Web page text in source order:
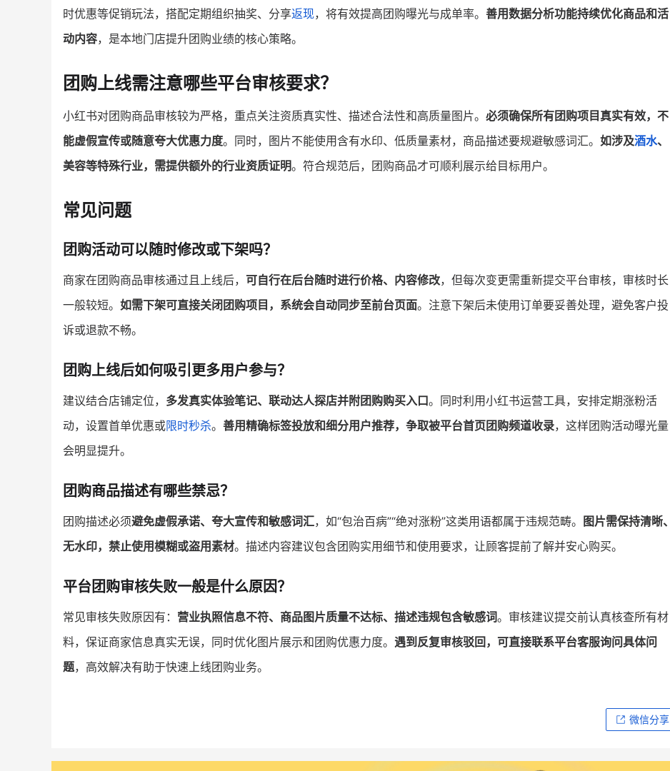
时优惠等促销玩法，搭配定期组织抽奖、分享返现，将有效提高团购曝光与成单率。 善用数据分析功能持续优化商品和活
动内容，是本地门店提升团购业绩的核心策略。
团购上线需注意哪些平台审核要求？
小红书对团购商品审核较为严格，重点关注资质真实性、描述合法性和高质量图片。 必须确保所有团购项目真实有效，不
能虚假宣传或随意夸大优惠力度。同时，图片不能使用含有水印、低质量素材，商品描述要规避敏感词汇。 如涉及酒水、
美容等特殊行业，需提供额外的行业资质证明。符合规范后，团购商品才可顺利展示给目标用户。
常见问题
团购活动可以随时修改或下架吗？
商家在团购商品审核通过且上线后， 可自行在后台随时进行价格、内容修改，但每次变更需重新提交平台审核，审核时长
一般较短。 如需下架可直接关闭团购项目，系统会自动同步至前台页面。注意下架后未使用订单要妥善处理，避免客户投
诉或退款不畅。
团购上线后如何吸引更多用户参与？
建议结合店铺定位， 多发真实体验笔记、联动达人探店并附团购购买入口。同时利用小红书运营工具，安排定期涨粉活
动，设置首单优惠或限时秒杀。 善用精确标签投放和细分用户推荐，争取被平台首页团购频道收录，这样团购活动曝光量
会明显提升。
团购商品描述有哪些禁忌？
团购描述必须避免虚假承诺、夸大宣传和敏感词汇，如“包治百病”“绝对涨粉”这类用语都属于违规范畴。 图片需保持清晰、
无水印，禁止使用模糊或盗用素材。描述内容建议包含团购实用细节和使用要求，让顾客提前了解并安心购买。
平台团购审核失败一般是什么原因？
常见审核失败原因有： 营业执照信息不符、商品图片质量不达标、描述违规包含敏感词。审核建议提交前认真核查所有材
料，保证商家信息真实无误，同时优化图片展示和团购优惠力度。 遇到反复审核驳回，可直接联系平台客服询问具体问
题，高效解决有助于快速上线团购业务。
微信分享